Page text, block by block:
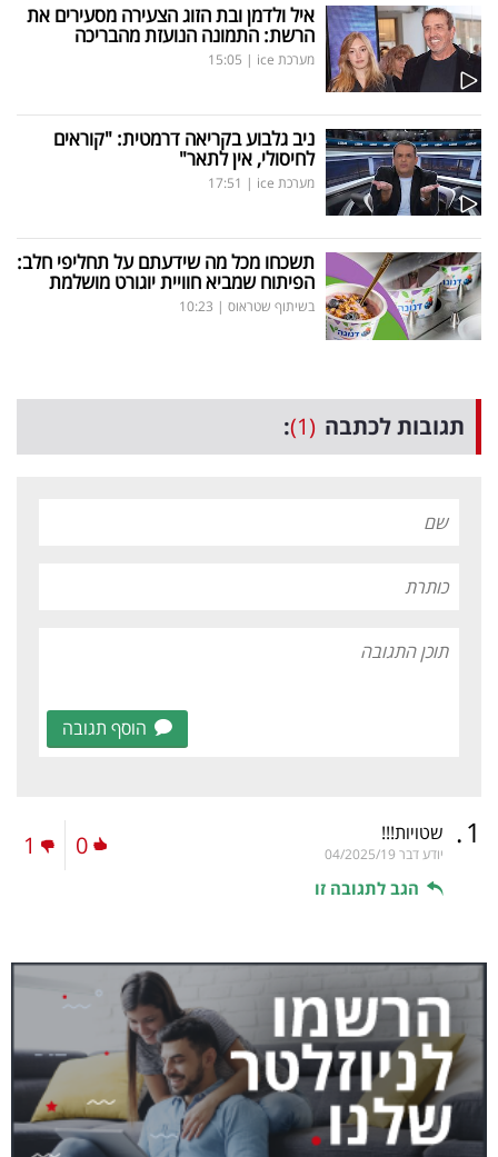
איל ולדמן ובת הזוג הצעירה מסעירים את
הרשת: התמונה הנועזת מהבריכה
מערכת ice |
15:05
ניב גלבוע בקריאה דרמטית: "קוראים
לחיסולי, אין לתאר"
מערכת ice |
17:51
תשכחו מכל מה שידעתם על תחליפי חלב:
הפיתוח שמביא חוויית יוגורט מושלמת
בשיתוף שטראוס |
10:23
תגובות לכתבה (1)
:
הוסף תגובה
1
. שטויות!!!
יודע דבר 04/2025/19
הגב לתגובה זו
0
1